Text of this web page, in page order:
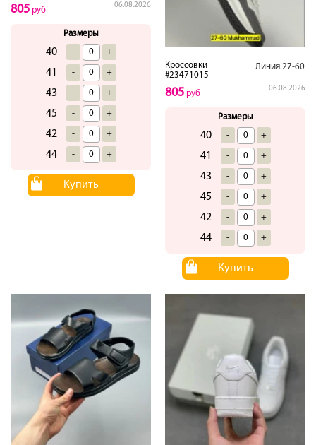
06.08.2026
805 руб
Размеры
40 - +
41 - +
43 - +
45 - +
42 - +
44 - +
Купить
Кроссовки
#23471015
Линия.27-60
06.08.2026
805 руб
Размеры
40 - +
41 - +
43 - +
45 - +
42 - +
44 - +
Купить